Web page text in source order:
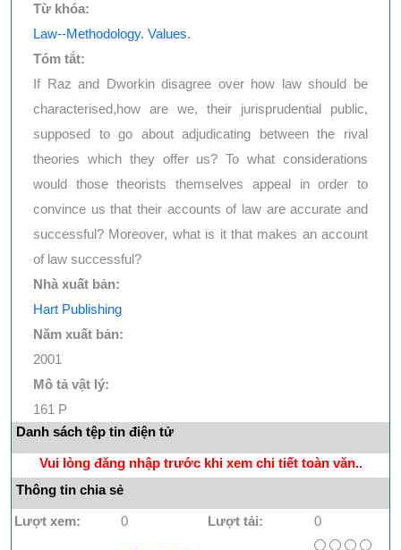
Từ khóa:
Law--Methodology. Values.
Tóm tắt:
If Raz and Dworkin disagree over how law should be
characterised,how are we, their jurisprudential public,
supposed to go about adjudicating between the rival
theories which they offer us? To what considerations
would those theorists themselves appeal in order to
convince us that their accounts of law are accurate and
successful? Moreover, what is it that makes an account
of law successful?
Nhà xuất bản:
Hart Publishing
Năm xuất bản:
2001
Mô tả vật lý:
161 P
Danh sách tệp tin điện tử
Vui lòng đăng nhập trước khi xem chi tiết toàn văn..
Thông tin chia sẻ
Lượt xem: 0 Lượt tải: 0